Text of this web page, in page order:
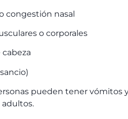
congestión nasal
o corporales
pueden tener vómitos
adultos.